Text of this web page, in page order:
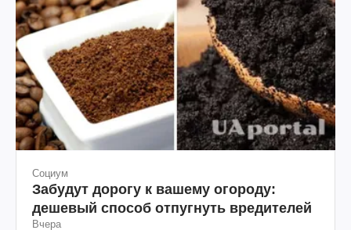
Социум
Забудут дорогу к вашему огороду:
дешевый способ отпугнуть вредителей
Вчера